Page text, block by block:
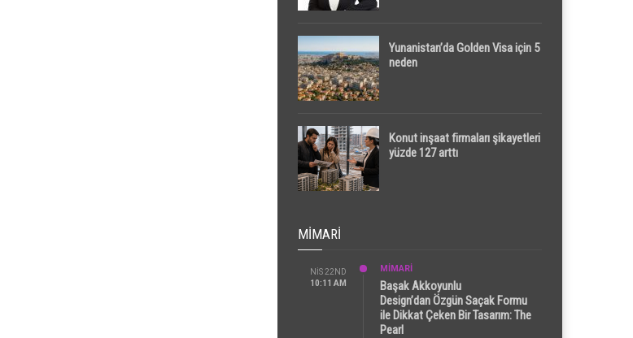
Yunanistan’da Golden Visa için 5
neden
Konut inşaat firmaları şikayetleri
yüzde 127 arttı
MIMARI
NIS 22ND
10:11 AM
MİMARİ
Başak Akkoyunlu
Design’dan Özgün Saçak Formu
ile Dikkat Çeken Bir Tasarım: The
Pearl